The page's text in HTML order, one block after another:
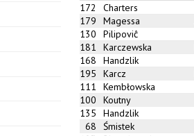
172
Charters
179
Magessa
130
Pilipoviĉ
181
Karczewska
168
Handzlik
195
Karcz
111
Kembłowska
100
Koutny
135
Handzlik
68
Śmistek